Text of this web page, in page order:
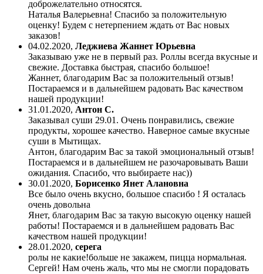
доброжелательно относятся.
Наталья Валерьевна! Спасибо за положительную
оценку! Будем с нетерпением ждать от Вас новых
заказов!
04.02.2020, Леджиева Жаннет Юрьевна
Заказываю уже не в первый раз. Роллы всегда вкусные и
свежие. Доставка быстрая, спасибо большое!
Жаннет, благодарим Вас за положительный отзыв!
Постараемся и в дальнейшем радовать Вас качеством
нашей продукции!
31.01.2020, Антон С.
Заказывал суши 29.01. Очень понравились, свежие
продукты, хорошее качество. Наверное самые вкусные
суши в Мытищах.
Антон, благодарим Вас за такой эмоциональный отзыв!
Постараемся и в дальнейшем не разочаровывать Ваши
ожидания. Спасибо, что выбираете нас))
30.01.2020, Борисенко Янет Алановна
Все было очень вкусно, большое спасибо ! Я осталась
очень довольна
Янет, благодарим Вас за такую высокую оценку нашей
работы! Постараемся и в дальнейшем радовать Вас
качеством нашей продукции!
28.01.2020, серега
ролы не какие!больше не закажем, пицца нормальная.
Сергей! Нам очень жаль, что мы не смогли порадовать